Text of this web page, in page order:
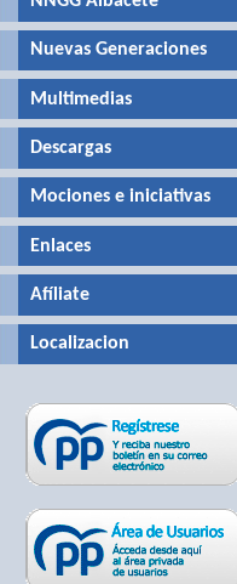
Nuevas Generaciones
Multimedias
Descargas
Mociones e iniciativas
Enlaces
Afíliate
Localizacion